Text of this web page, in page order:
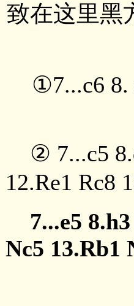
致在这里黑
①7...c6 8.
② 7...c5
12.Re1 Rc8
7...e5 8.h3
Nc5 13.Rb1